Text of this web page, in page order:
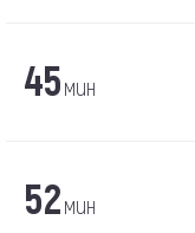
45мин
52мин